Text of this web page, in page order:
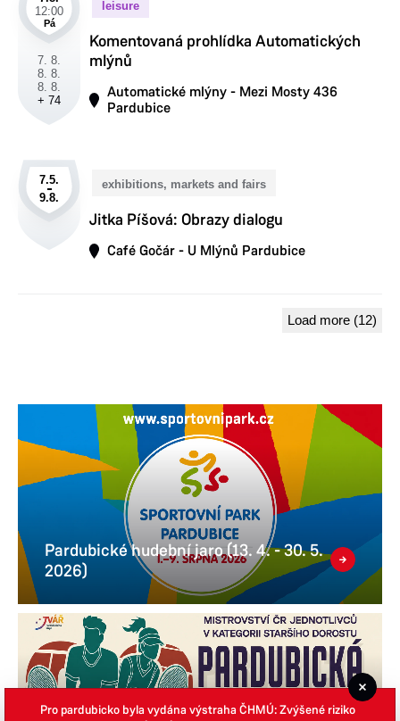
12:00
Pá
7. 8.
8. 8.
8. 8.
+ 74
leisure
Komentovaná prohlídka Automatických
mlýnů
Automatické mlýny - Mezi Mosty 436
Pardubice
7.5.
9.8.
exhibitions, markets and fairs
Jitka Píšová: Obrazy dialogu
Café Gočár - U Mlýnů Pardubice
Load more (12)
Pardubické hudební jaro (13. 4. - 30. 5.
2026)
Pro pardubicko byla vydána výstraha ČHMÚ: Zvýšené riziko